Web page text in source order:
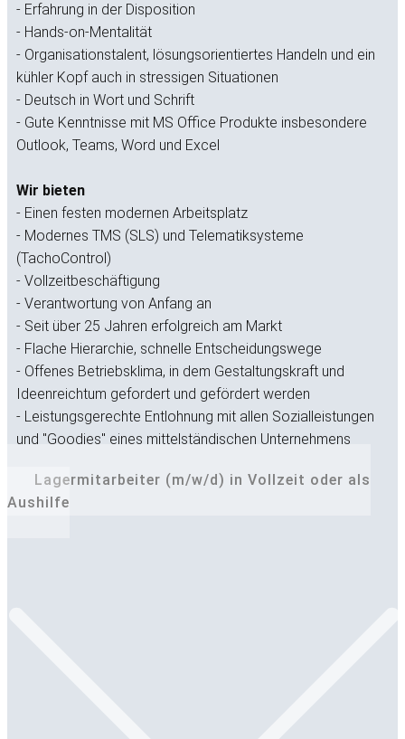
- Erfahrung in der Disposition
- Hands-on-Mentalität
- Organisationstalent, lösungsorientiertes Handeln und ein
kühler Kopf auch in stressigen Situationen
- Deutsch in Wort und Schrift
- Gute Kenntnisse mit MS Office Produkte insbesondere
Outlook, Teams, Word und Excel
Wir bieten
- Einen festen modernen Arbeitsplatz
- Modernes TMS (SLS) und Telematiksysteme
(TachoControl)
- Vollzeitbeschäftigung
- Verantwortung von Anfang an
- Seit über 25 Jahren erfolgreich am Markt
- Flache Hierarchie, schnelle Entscheidungswege
- Offenes Betriebsklima, in dem Gestaltungskraft und
Ideenreichtum gefordert und gefördert werden
- Leistungsgerechte Entlohnung mit allen Sozialleistungen
und "Goodies" eines mittelständischen Unternehmens
Lagermitarbeiter (m/w/d) in Vollzeit oder als
Aushilfe